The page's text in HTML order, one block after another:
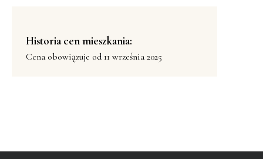
Historia cen mieszkania:
Cena obowiązuje od 11 września 2025